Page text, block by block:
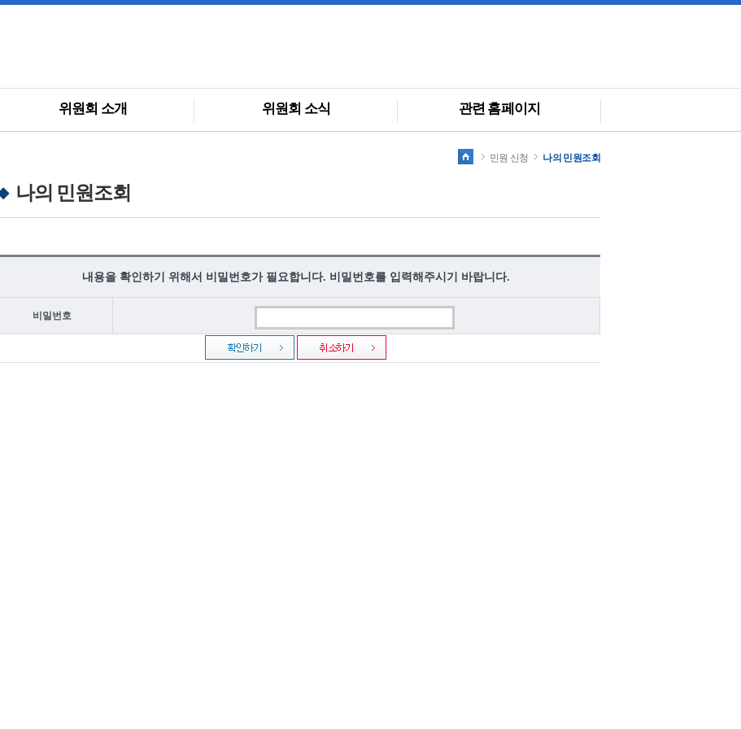
위원회 소개 위원회 소식 관련 홈페이지
민원 신청 나의 민원조회
나의 민원조회
내용을 확인하기 위해서 비밀번호가 필요합니다. 비밀번호를 입력해주시기 바랍니다.
비밀번호